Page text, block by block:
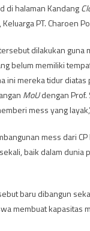
di halaman Kandang
PT. Charoen
dilakukan guna
belum memiliki
ini mereka tidur
MoUdengan Prof.
mess yang
mess dari
baik dalam dunia
baru dibangun
membuat kapasitas